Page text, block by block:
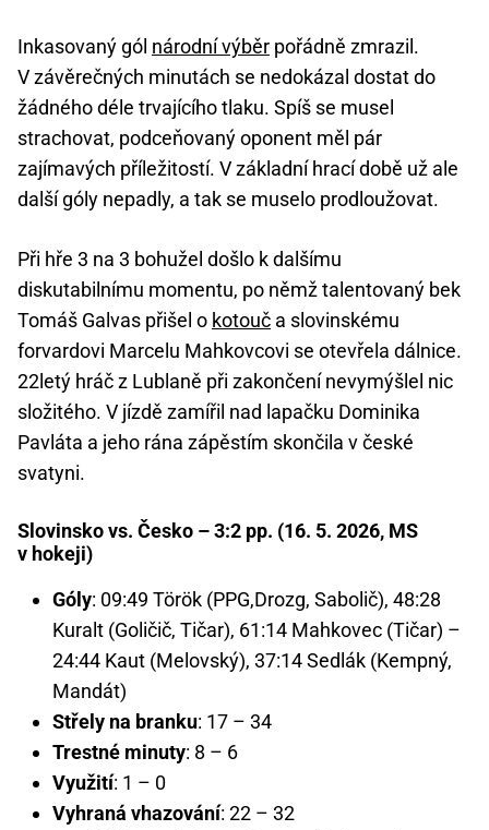
Inkasovaný gól národní výběr pořádně zmrazil.
V závěrečných minutách se nedokázal dostat do
žádného déle trvajícího tlaku. Spíš se musel
strachovat, podceňovaný oponent měl pár
zajímavých příležitostí. V základní hrací době už ale
další góly nepadly, a tak se muselo prodloužovat.
Při hře 3 na 3 bohužel došlo k dalšímu
diskutabilnímu momentu, po němž talentovaný bek
Tomáš Galvas přišel o kotouč a slovinskému
forvardovi Marcelu Mahkovcovi se otevřela dálnice.
22letý hráč z Lublaně při zakončení nevymýšlel nic
složitého. V jízdě zamířil nad lapačku Dominika
Pavláta a jeho rána zápěstím skončila v české
svatyni.
Slovinsko vs. Česko – 3:2 pp. (16. 5. 2026, MS
v hokeji)
Góly: 09:49 Török (PPG,Drozg, Sabolič), 48:28
Kuralt (Goličič, Tičar), 61:14 Mahkovec (Tičar) –
24:44 Kaut (Melovský), 37:14 Sedlák (Kempný,
Mandát)
Střely na branku: 17 – 34
Trestné minuty: 8 – 6
Využití: 1 – 0
Vyhraná vhazování: 22 – 32